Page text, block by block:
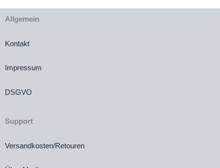
Allgemein
Kontakt
Impressum
DSGVO
Support
Versandkosten/Retouren